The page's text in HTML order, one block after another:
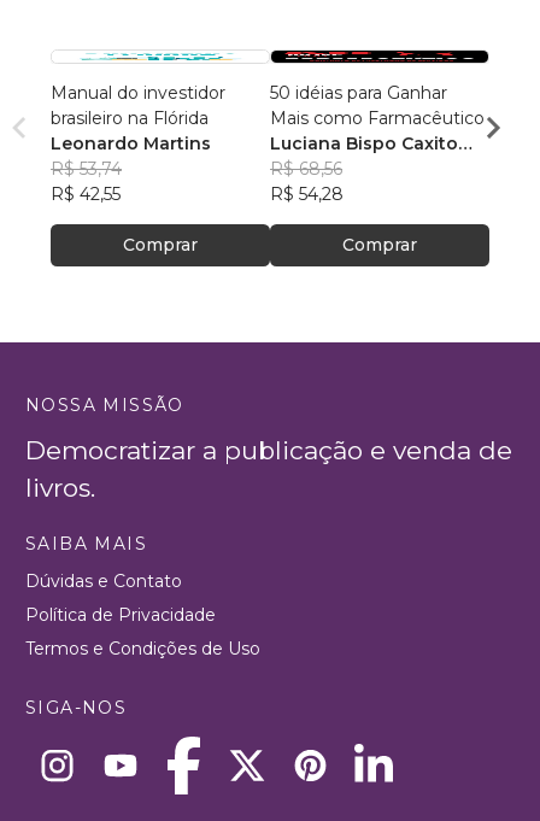
Manual do investidor
brasileiro na Flórida
Leonardo Martins
R$ 53,74
R$ 42,55
Comprar
50 idéias para Ganhar
Mais como Farmacêutico
Luciana Bispo Caxito
Lopes Cançado
R$ 68,56
R$ 54,28
Comprar
NOSSA MISSÃO
Democratizar a publicação e venda de
livros.
SAIBA MAIS
Dúvidas e Contato
Política de Privacidade
Termos e Condições de Uso
SIGA-NOS